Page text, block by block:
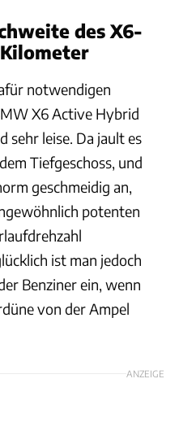
des X6-
notwendigen
X6 Active Hybrid
sehr leise. Da jault es
Tiefgeschoss, und
geschmeidig an,
potenten
ist man jedoch
Benziner ein, wenn
von der Ampel
ANZEIGE